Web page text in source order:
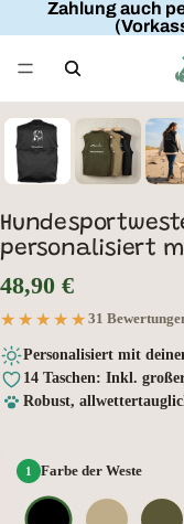
Zahlung auch
personalisiert
48,90 €
★★★★★
★★★★★ 31
Personalisiert mit
14 Taschen: Inkl.
Robust,
Farbe der Weste